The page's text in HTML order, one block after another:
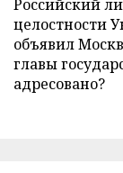
Российский
целостности
объявил
главы
адресовано?